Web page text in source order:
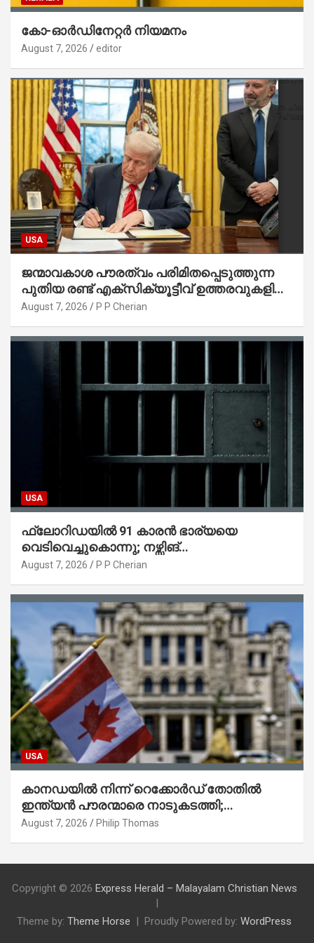
കോ-ഓർഡിനേറ്റർ നിയമനം
August 7, 2026 editor
USA
ജന്മാവകാശ പൗരത്വം പരിമിതപ്പെടുത്തുന്ന
പുതിയ രണ്ട് എക്സിക്യൂട്ടീവ് ഉത്തരവുകളിൽ
ട്രംപ് ഒപ്പുവെച്ചു
August 7, 2026 P P Cherian
USA
ഫ്ലോറിഡയിൽ 91 കാരൻ ഭാര്യയെ
വെടിവെച്ചുകൊന്നു; നഴ്സിങ്
ഹോമിലാക്കില്ലെന്ന് നൽകിയ വാഗ്ദാനം
August 7, 2026 P P Cherian
USA
കാനഡയിൽ നിന്ന് റെക്കോർഡ് തോതിൽ
ഇന്ത്യൻ പൗരന്മാരെ നാടുകടത്തി;
ആറുമാസത്തിനിടെ 3,323 പേർ
August 7, 2026 Philip Thomas
Copyright © 2026 Express Herald – Malayalam Christian News
Theme by: Theme Horse Proudly Powered by: WordPress